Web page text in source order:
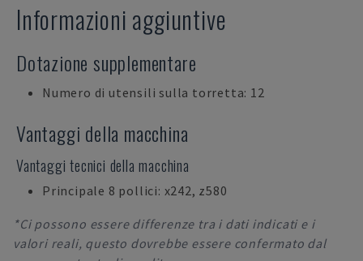
Informazioni aggiuntive
Dotazione supplementare
Numero di utensili sulla torretta: 12
Vantaggi della macchina
Vantaggi tecnici della macchina
Principale 8 pollici: x242, z580
*Ci possono essere differenze tra i dati indicati e i
valori reali, questo dovrebbe essere confermato dal